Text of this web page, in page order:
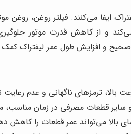
ایفا می‌کنند. فیلتر روغن، روغن
و از کاهش قدرت موتور
صحیح و افزایش طول عمر لیفتراک
بالا، ترمزهای ناگهانی و عدم
سایر قطعات مصرفی در زمان
بالا می‌تواند عمر قطعات را کاهش